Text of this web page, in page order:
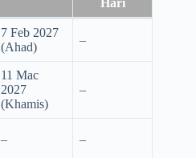
Hari
7 Feb 2027
(Ahad)
–
11 Mac
2027
(Khamis)
–
– –